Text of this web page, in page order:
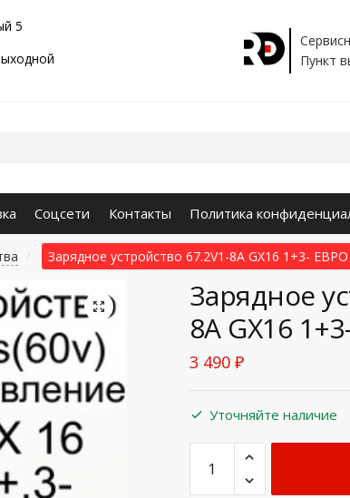
5
Пункт
Соцсети Контакты Политика
/ Зарядное устройство 67.2V1-8A GX16 1+3-
🔍
Зарядное
8A GX16
3 490 ₽
Уточняйте наличие